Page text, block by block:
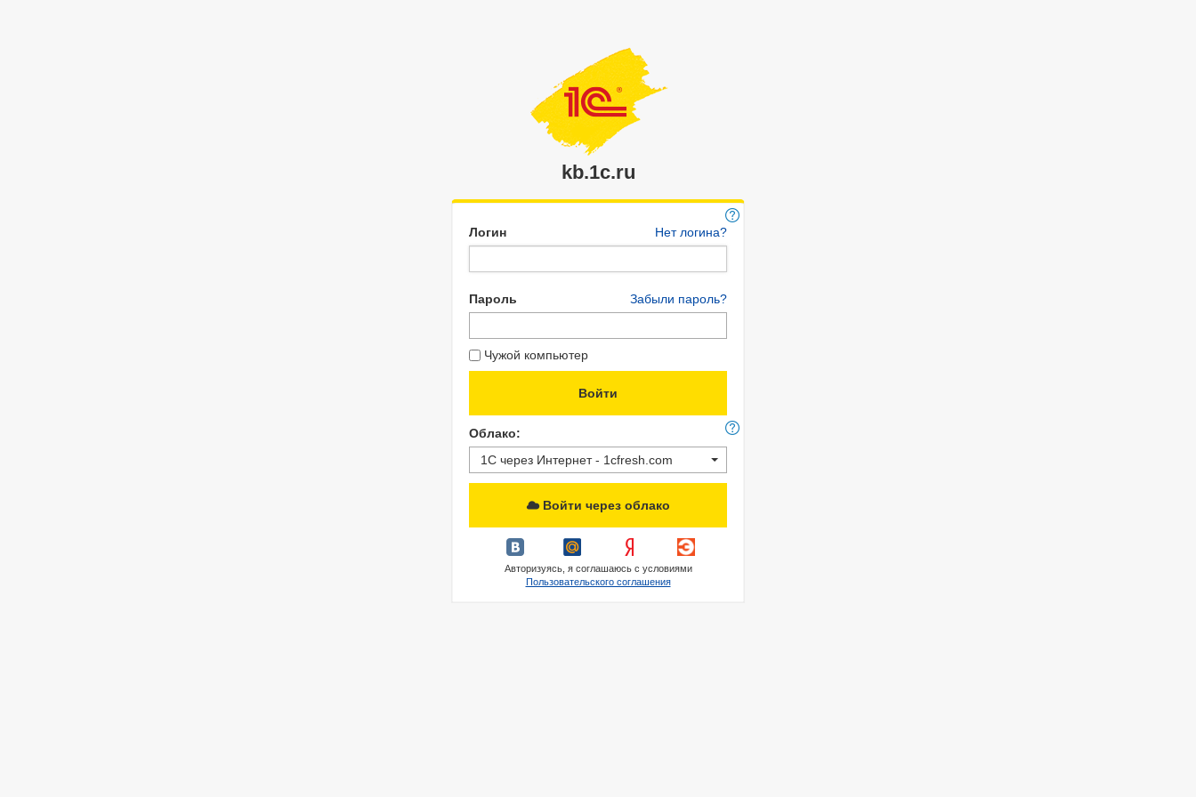
kb.1c.ru
Логин Нет логина?
Пароль Забыли пароль?
Чужой компьютер
Облако:
1С через Интернет - 1cfresh.com
Войти через облако
Авторизуясь, я соглашаюсь с условиями
Пользовательского соглашения